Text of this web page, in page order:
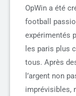
OpWin a été
football
expérimentés
les paris plus
tous. Après
l’argent non
imprévisibles,